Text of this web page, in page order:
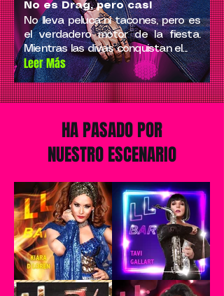
No es Drag, pero casi
No lleva peluca ni tacones, pero es
el verdadero motor de la fiesta.
Mientras las divas conquistan el...
Leer Más
HA PASADO POR
NUESTRO ESCENARIO